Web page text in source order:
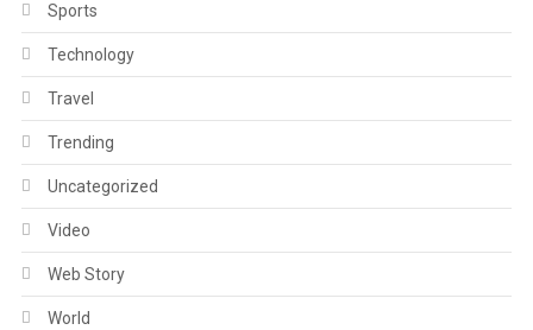
Sports
Technology
Travel
Trending
Uncategorized
Video
Web Story
World